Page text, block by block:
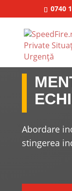
0740
Abordare
stingerea